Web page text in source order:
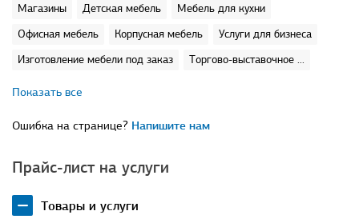
Магазины Детская мебель
Мебель для кухни
Офисная мебель
Корпусная мебель
Услуги для бизнеса
Изготовление мебели под заказ
Торгово-выставочное ...
Показать все
Ошибка на странице? Напишите нам
Прайс-лист на услуги
Товары и услуги